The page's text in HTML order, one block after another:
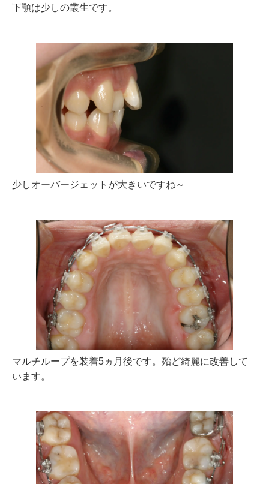
下顎は少しの叢生です。
少しオーバージェットが大きいですね～
マルチループを装着5ヵ月後です。殆ど綺麗に改善して
います。